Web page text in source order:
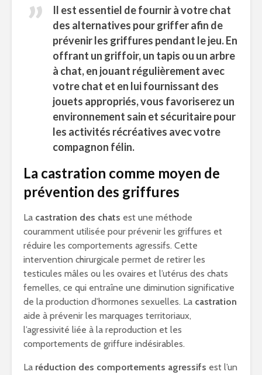
Il est essentiel de fournir à votre chat
des alternatives pour griffer afin de
prévenir les griffures pendant le jeu. En
offrant un griffoir, un tapis ou un arbre
à chat, en jouant régulièrement avec
votre chat et en lui fournissant des
jouets appropriés, vous favoriserez un
environnement sain et sécuritaire pour
les activités récréatives avec votre
compagnon félin.
La castration comme moyen de
prévention des griffures
La castration des chats est une méthode
couramment utilisée pour prévenir les griffures et
réduire les comportements agressifs. Cette
intervention chirurgicale permet de retirer les
testicules mâles ou les ovaires et l’utérus des chats
femelles, ce qui entraîne une diminution significative
de la production d’hormones sexuelles. La castration
aide à prévenir les marquages territoriaux,
l’agressivité liée à la reproduction et les
comportements de griffure indésirables.
La réduction des comportements agressifs est l’un